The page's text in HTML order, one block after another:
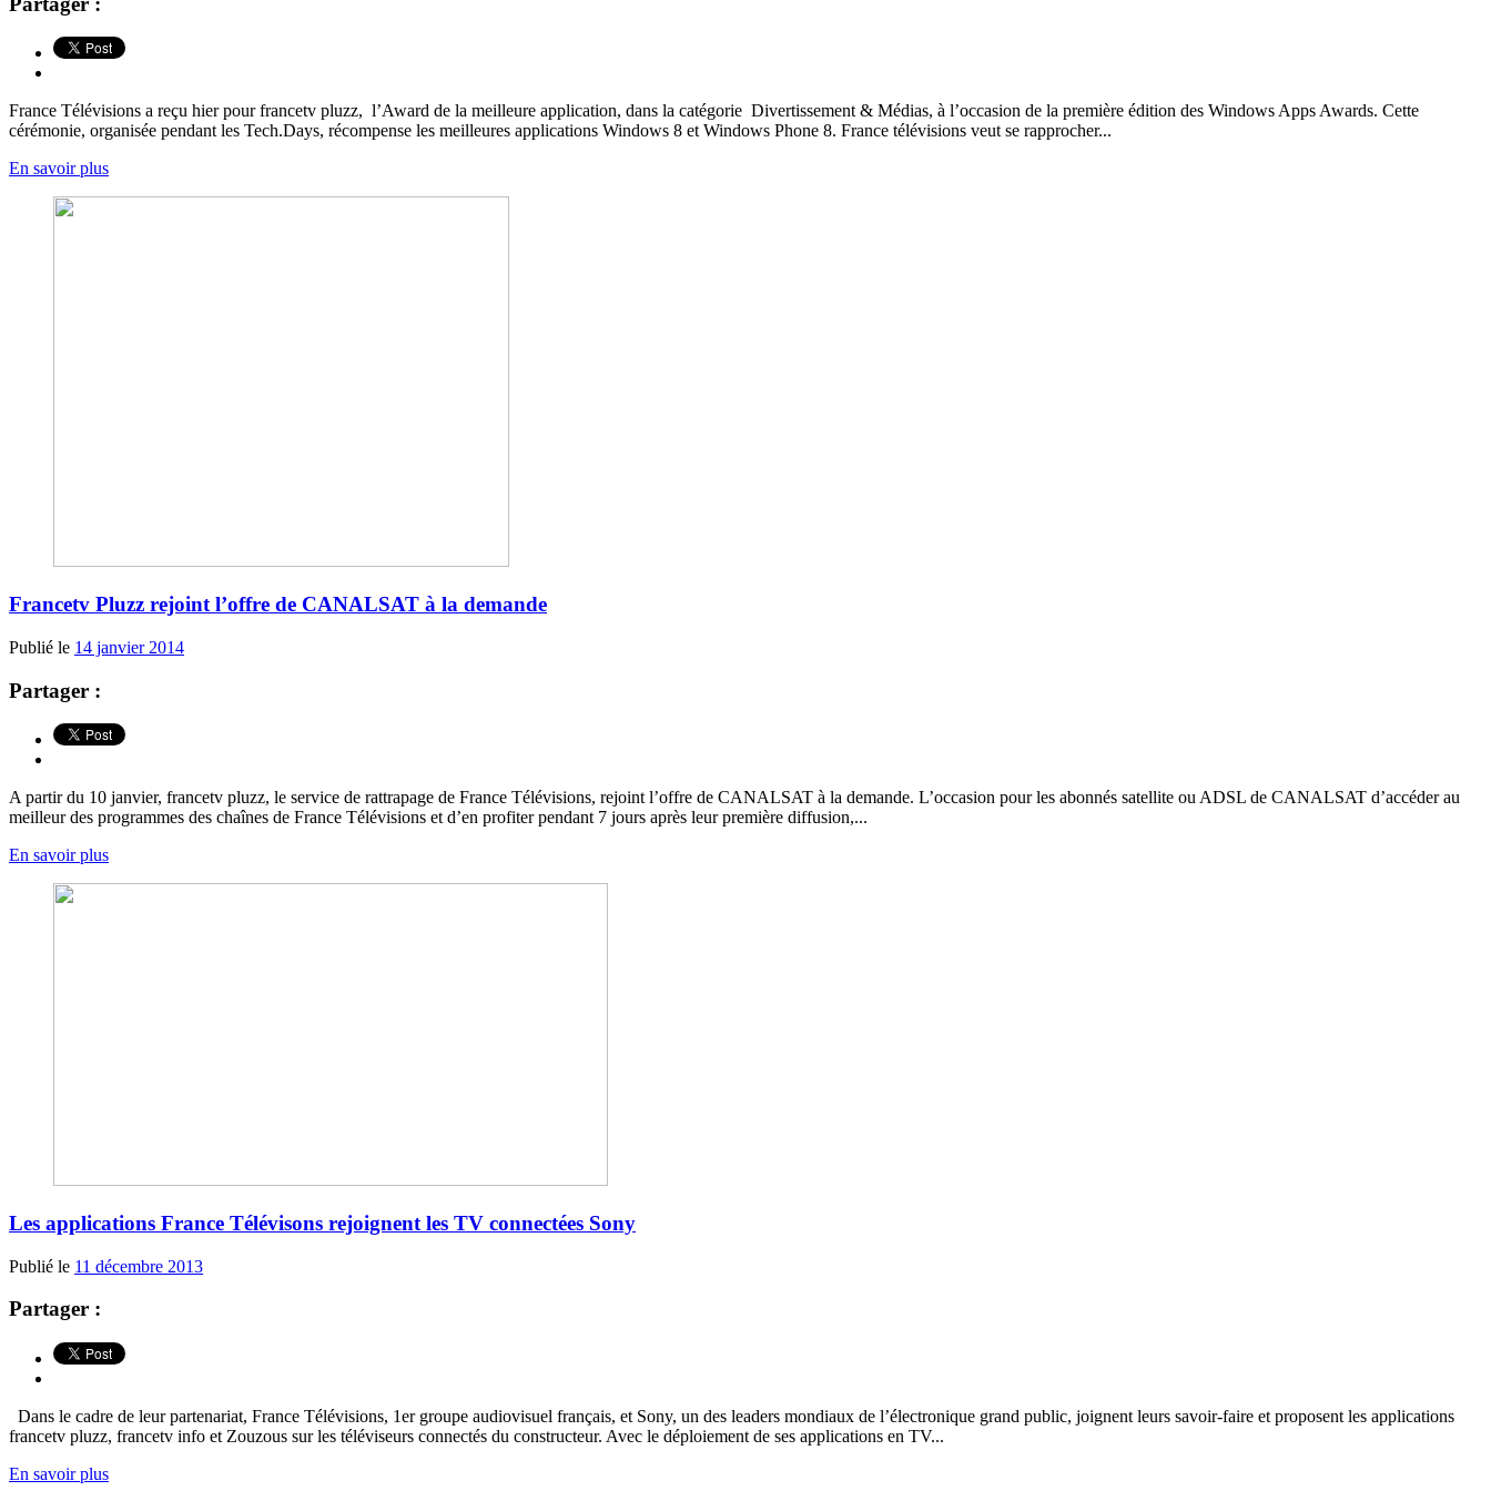
France Télévisions a reçu hier pour francetv pluzz, l’Award de la meilleure application, dans la catégorie Divertissement & Médias, à l’occasion de la première édition des Windows Apps Awards. Cette
cérémonie, organisée pendant les Tech.Days, récompense les meilleures applications Windows 8 et Windows Phone 8. France télévisions veut se rapprocher...
En savoir plus
Francetv Pluzz rejoint l’offre de CANALSAT à la demande
Publié le 14 janvier 2014
Partager :
A partir du 10 janvier, francetv pluzz, le service de rattrapage de France Télévisions, rejoint l’offre de CANALSAT à la demande. L’occasion pour les abonnés satellite ou ADSL de CANALSAT d’accéder au
meilleur des programmes des chaînes de France Télévisions et d’en profiter pendant 7 jours après leur première diffusion,...
En savoir plus
Les applications France Télévisons rejoignent les TV connectées Sony
Publié le 11 décembre 2013
Partager :
Dans le cadre de leur partenariat, France Télévisions, 1er groupe audiovisuel français, et Sony, un des leaders mondiaux de l’électronique grand public, joignent leurs savoir-faire et proposent les applications
francetv pluzz, francetv info et Zouzous sur les téléviseurs connectés du constructeur. Avec le déploiement de ses applications en TV...
En savoir plus